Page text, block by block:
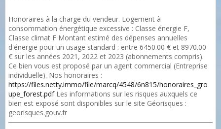
Honoraires à la charge du vendeur. Logement à
consommation énergétique excessive : Classe énergie F,
Classe climat F Montant estimé des dépenses annuelles
d'énergie pour un usage standard : entre 6450.00 € et 8970.00
€ sur les années 2021, 2022 et 2023 (abonnements compris).
Ce bien vous est proposé par un agent commercial (Entreprise
individuelle). Nos honoraires :
https://files.netty.immo/file/marcq/4548/6n815/honoraires_gro
upe_forest.pdfLes informations sur les risques auxquels ce
bien est exposé sont disponibles sur le site Géorisques :
georisques.gouv.fr